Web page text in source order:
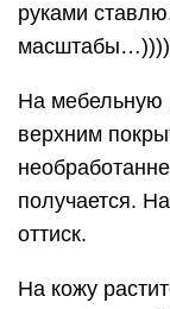
руками
масштабы…))))
На мебельную
верхним
получается.
оттиск.
На кожу